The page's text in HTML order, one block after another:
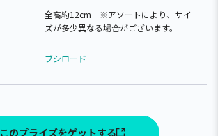
全高約12cm ※アソートにより、サイ
ズが多少異なる場合がございます。
ブシロード
このプライズをゲットする